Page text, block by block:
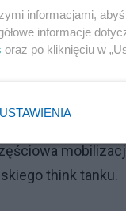
że rosyjskie
Putin nie
że
120 tys.
think tanku.
informacjami,
informacje
oraz po kliknięciu w
USTAWIENIA